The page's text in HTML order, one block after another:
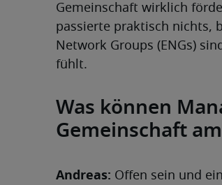
Gemeinschaft wirklich
passierte praktisch nichts,
Network Groups (ENGs)
fühlt.
Was können
Gemeinschaft
Andreas: Offen sein und